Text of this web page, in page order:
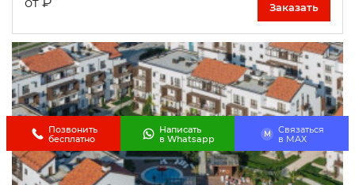
Заказать
Позвонить
бесплатно
Написать
в Whatsapp
M
Связаться
в МАХ